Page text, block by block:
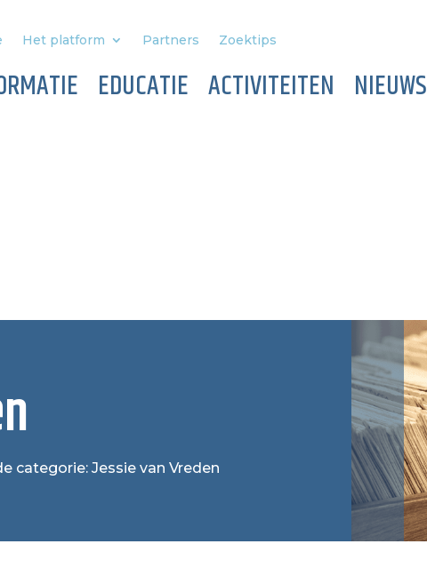
Het platform Partners Zoektips
EDUCATIE ACTIVITEITEN NIEUWS
categorie: Jessie van Vreden